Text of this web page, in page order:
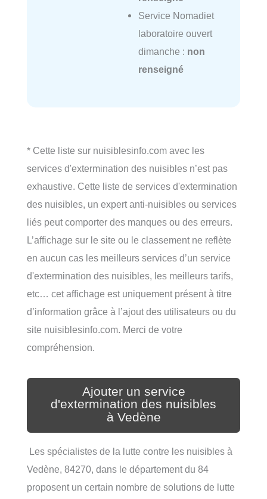
Service Nomadiet
laboratoire ouvert
dimanche : non
renseigné
* Cette liste sur nuisiblesinfo.com avec les
services d'extermination des nuisibles n’est pas
exhaustive. Cette liste de services d'extermination
des nuisibles, un expert anti-nuisibles ou services
liés peut comporter des manques ou des erreurs.
L’affichage sur le site ou le classement ne reflète
en aucun cas les meilleurs services d’un service
d'extermination des nuisibles, les meilleurs tarifs,
etc… cet affichage est uniquement présent à titre
d’information grâce à l’ajout des utilisateurs ou du
site nuisiblesinfo.com. Merci de votre
compréhension.
Ajouter un service
d'extermination des nuisibles
à Vedène
Les spécialistes de la lutte contre les nuisibles à
Vedène, 84270, dans le département du 84
proposent un certain nombre de solutions de lutte